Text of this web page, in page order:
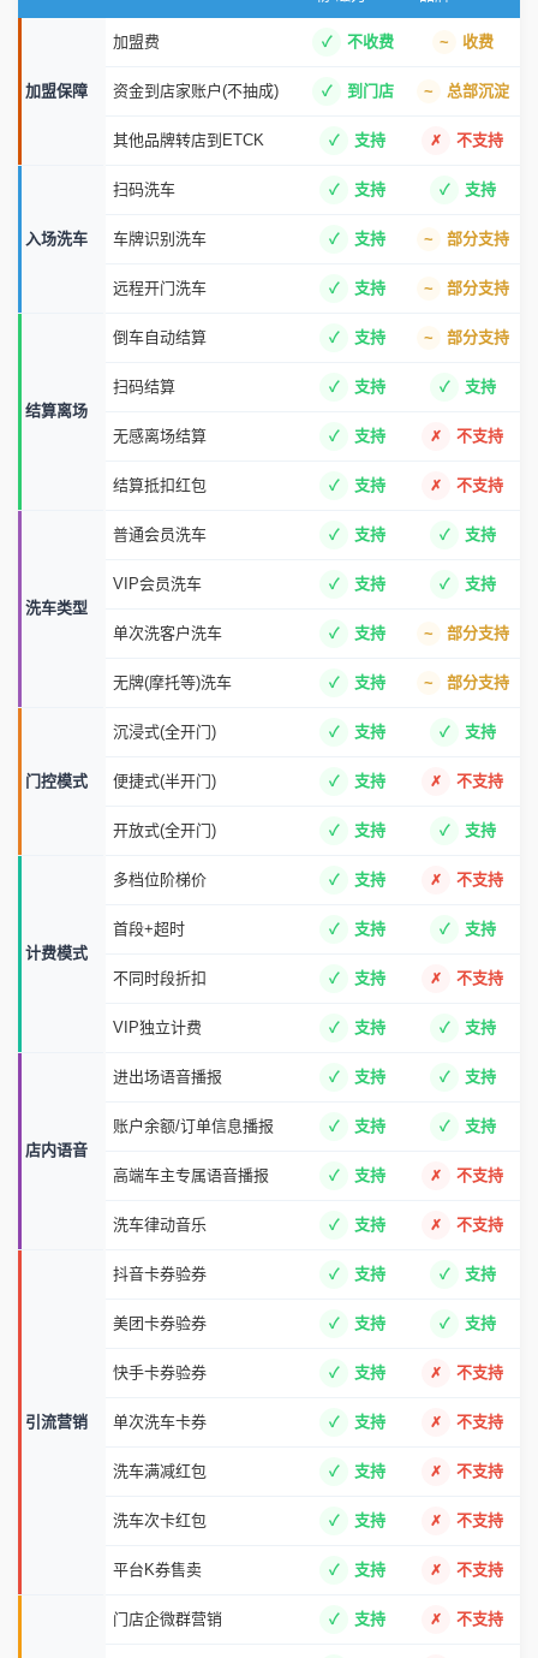
加盟保障
加盟费 不收费 收费
资金到店家账户(不抽成) 到门店 总部沉淀
其他品牌转店到ETCK 支持 不支持
入场洗车
扫码洗车 支持 支持
车牌识别洗车 支持 部分支持
远程开门洗车 支持 部分支持
结算离场
倒车自动结算 支持 部分支持
扫码结算 支持 支持
无感离场结算 支持 不支持
结算抵扣红包 支持 不支持
洗车类型
普通会员洗车 支持 支持
VIP会员洗车 支持 支持
单次洗客户洗车 支持 部分支持
无牌(摩托等)洗车 支持 部分支持
门控模式
沉浸式(全开门) 支持 支持
便捷式(半开门) 支持 不支持
开放式(全开门) 支持 支持
计费模式
多档位阶梯价 支持 不支持
首段+超时 支持 支持
不同时段折扣 支持 不支持
VIP独立计费 支持 支持
店内语音
进出场语音播报 支持 支持
账户余额/订单信息播报 支持 支持
高端车主专属语音播报 支持 不支持
洗车律动音乐 支持 不支持
引流营销
抖音卡券验券 支持 支持
美团卡券验券 支持 支持
快手卡券验券 支持 不支持
单次洗车卡券 支持 不支持
洗车满减红包 支持 不支持
洗车次卡红包 支持 不支持
平台K券售卖 支持 不支持
门店企微群营销 支持 不支持